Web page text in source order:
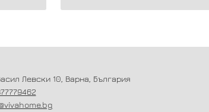
3.
Левски 10, Варна, България